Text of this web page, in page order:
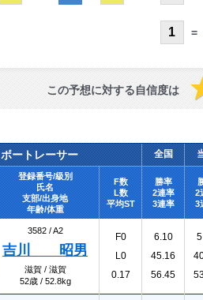
1 =
この予想に対する自信度は
ボートレーサー 全国
登録番号/級別
氏名
支部/出身地
年齢/体重
F数
L数
平均ST
勝率
2連率
3連率
2
3
3582 /A2
吉川 昭男
滋賀 / 滋賀
52歳 / 52.8kg
F0
L0
0.17
6.10
45.16
56.45